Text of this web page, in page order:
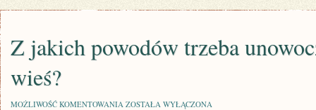
Z jakich powodów trzeba
wieś?
MOŻLIWOŚĆ KOMENTOWANIA Z
ZOSTAŁA WYŁĄCZONA